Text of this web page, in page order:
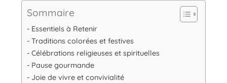
Sommaire
Essentiels à Retenir
Traditions colorées et festives
Célébrations religieuses et spirituelles
Pause gourmande
Joie de vivre et convivialité